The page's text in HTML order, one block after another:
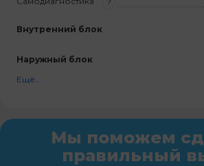
Внутренний блок
Наружный блок
Ещё...
Мы поможем
правильный